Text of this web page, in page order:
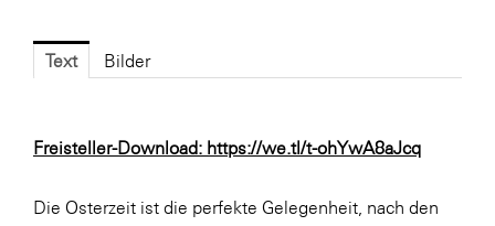
GBV - Verband gemeinnütziger
ikp
Text Bilder
Freisteller-Download: https://we.tl/t-ohYwA8aJcq
Die Osterzeit ist die perfekte Gelegenheit, nach den